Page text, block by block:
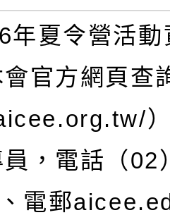
年夏令營活動
會官方網頁查
員，電話（02
電郵